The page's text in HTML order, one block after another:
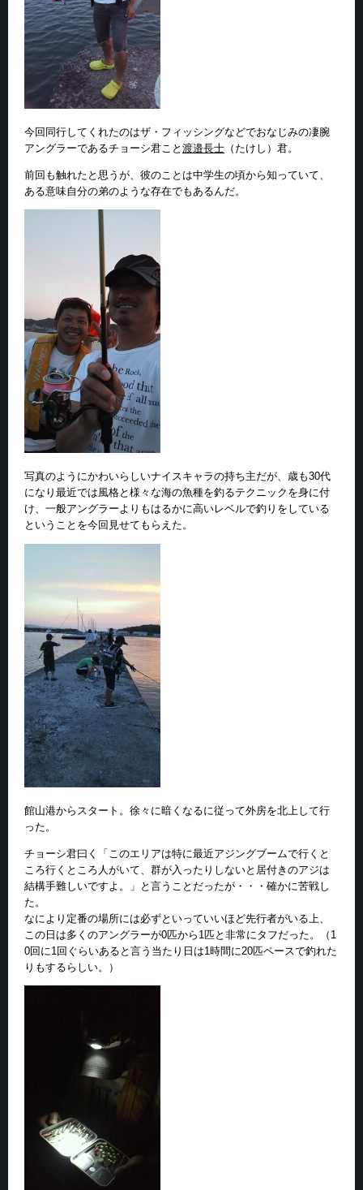
今回同行してくれたのはザ・フィッシングなどでおなじみの凄腕
アングラーであるチョーシ君こと 渡邉長士 （たけし）君。
前回も触れたと思うが、彼のことは中学生の頃から知っていて、
ある意味自分の弟のような存在でもあるんだ。
写真のようにかわいらしいナイスキャラの持ち主だが、歳も30代
になり最近では風格と様々な海の魚種を釣るテクニックを身に付
け、一般アングラーよりもはるかに高いレベルで釣りをしている
ということを今回見せてもらえた。
館山港からスタート。徐々に暗くなるに従って外房を北上して行
った。
チョーシ君曰く「このエリアは特に最近アジングブームで行くと
ころ行くところ人がいて、群が入ったりしないと居付きのアジは
結構手難しいですよ。」と言うことだったが・・・確かに苦戦し
た。
なにより定番の場所には必ずといっていいほど先行者がいる上、
この日は多くのアングラーが0匹から1匹と非常にタフだった。（1
0回に1回ぐらいあると言う当たり日は1時間に20匹ペースで釣れた
りもするらしい。）